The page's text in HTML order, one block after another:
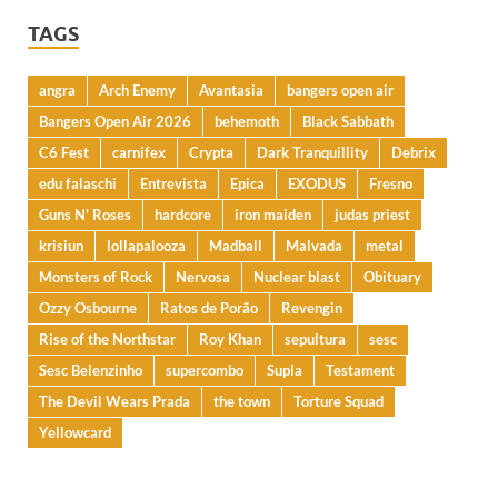
TAGS
angra Arch Enemy Avantasia
bangers open air
Bangers Open Air 2026
behemoth
Black Sabbath
C6 Fest
carnifex Crypta Dark Tranquillity
Debrix
edu falaschi
Entrevista Epica EXODUS
Fresno
Guns N' Roses
hardcore iron maiden
judas priest
krisiun
lollapalooza Madball Malvada
metal
Monsters of Rock
Nervosa Nuclear blast
Obituary
Ozzy Osbourne
Ratos de Porão
Revengin
Rise of the Northstar
Roy Khan sepultura
sesc
Sesc Belenzinho
supercombo Supla
Testament
The Devil Wears Prada
the town
Torture Squad
Yellowcard